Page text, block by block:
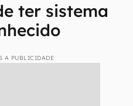
ter sistema
A PUBLICIDADE